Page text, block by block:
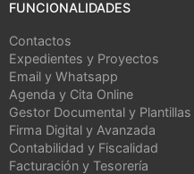
FUNCIONALIDADES
Contactos
Expedientes y Proyectos
Email y Whatsapp
Agenda y Cita Online
Gestor Documental y Plantillas
Firma Digital y Avanzada
Contabilidad y Fiscalidad
Facturación y Tesorería